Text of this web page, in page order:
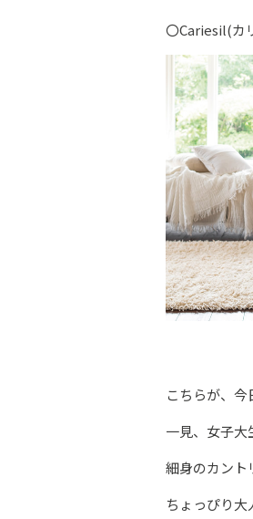
〇Cariesil(カ
こちらが、
一見、女子
細身のカント
ちょっぴり大